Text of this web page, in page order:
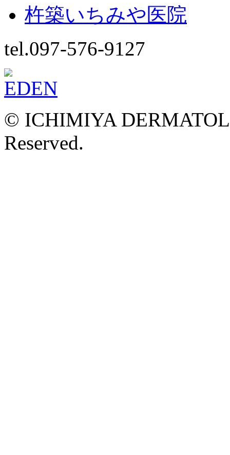
杵築いちみや医院
tel.097-576-9127
© ICHIMIYA
Reserved.